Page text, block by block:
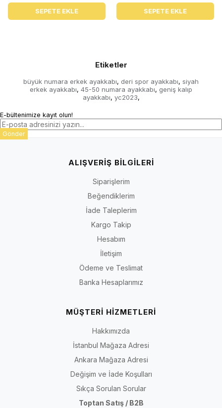
SEPETE EKLE SEPETE EKLE
Etiketler
büyük numara erkek ayakkabı, deri spor ayakkabı, siyah
erkek ayakkabı, 45-50 numara ayakkabı, geniş kalıp
ayakkabı, yc2023,
E-bültenimize kayıt olun!
Gönder
ALIŞVERİŞ BİLGİLERİ
Siparişlerim
Beğendiklerim
İade Taleplerim
Kargo Takip
Hesabım
İletişim
Ödeme ve Teslimat
Banka Hesaplarımız
MÜŞTERİ HİZMETLERİ
Hakkımızda
İstanbul Mağaza Adresi
Ankara Mağaza Adresi
Değişim ve İade Koşulları
Sıkça Sorulan Sorular
Toptan Satış / B2B